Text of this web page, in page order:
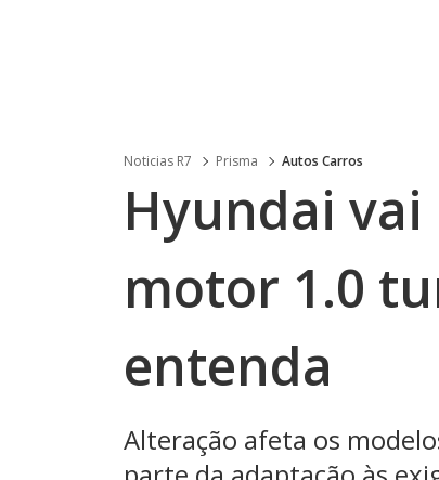
Noticias R7 Prisma Autos Carros
Hyundai
motor 1.0
entenda
Alteração afeta os